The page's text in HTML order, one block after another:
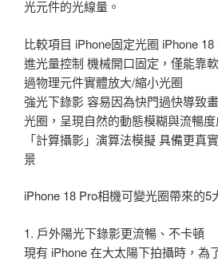
光元件的光線量。
比較項目 iPhone固定光圈 iPhone
進光量控制 機械開口固定，僅能靠
過物理元件實體放大/縮小光圈
強光下錄影 容易因為快門過快導致
光圈，呈現自然的動態模糊與流暢
「計算攝影」演算法模擬 具備更真
景
iPhone 18 Pro相機可變光圈帶來的5
1. 戶外陽光下錄影更流暢、不卡頓
現有 iPhone 在大太陽下拍攝時，為